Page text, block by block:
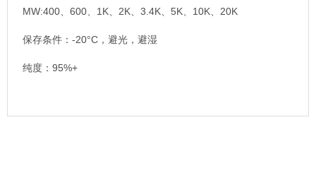
MW:400、600、1K、2K、3.4K、5K、10K、20K
保存条件：-20°C，避光，避湿
纯度：95%+